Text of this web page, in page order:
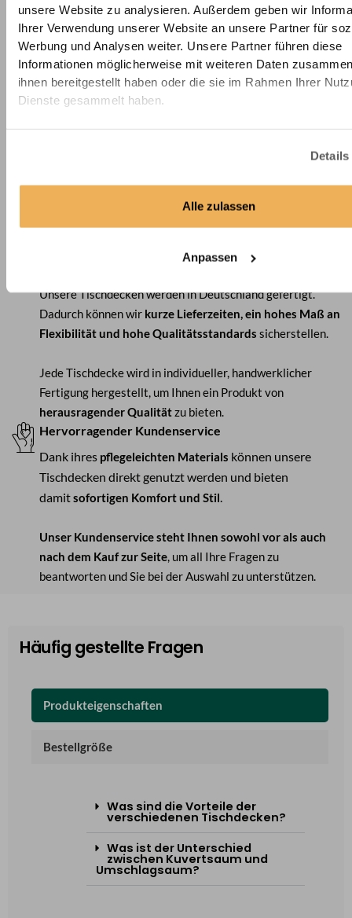
unsere Website zu analysieren. Außerdem geben wir
Ihrer Verwendung unserer Website an unsere Partner für
Werbung und Analysen weiter. Unsere Partner führen diese
Informationen möglicherweise mit weiteren Daten
ihnen bereitgestellt haben oder die sie im Rahmen Ihrer
Dienste gesammelt haben.
Details
Alle zulassen
Anpassen
Unser Tischdecken Versprechen
Über 50.000 Kunden vertrauen auf Deine-
Massanfertigung.de
Passgarantie & 30-Tage-Rückgaberecht
Maßanfertigung können Sie unsere Tischdecken 30 Tage
. Sollten Sie nicht zufrieden sein, sorgen wir
Selbst bei Messfehlern bieten wir Ihnen die Sicherheit,
dass wir nachbessern. Ihre Zufriedenheit und das perfekte
Ergebnis stehen bei uns an erster Stelle.
Unsere Tischdecken werden in Deutschland gefertigt.
Dadurch können wir kurze Lieferzeiten, ein hohes Maß an
Flexibilität und hohe Qualitätsstandards sicherstellen.
Jede Tischdecke wird in individueller, handwerklicher
Fertigung hergestellt, um Ihnen ein Produkt von
herausragender Qualitätzu bieten.
Hervorragender Kundenservice
Dank ihres pflegeleichten Materials können unsere
Tischdecken direkt genutzt werden und bieten
damitsofortigen Komfort und Stil.
Unser Kundenservice steht Ihnen sowohl vor als auch
nach dem Kauf zur Seite, um all Ihre Fragen zu
beantworten und Sie bei der Auswahl zu unterstützen.
Häufig gestellte Fragen
Produkteigenschaften
Bestellgröße
Was sind die Vorteile der
verschiedenen Tischdecken?
Was ist der Unterschied
zwischen Kuvertsaum und
Umschlagsaum?